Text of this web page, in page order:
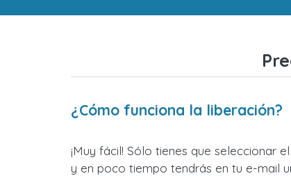
¿Cómo funciona la liberación?
¡Muy fácil! Sólo tienes que seleccionar
y en poco tiempo tendrás en tu e-mail